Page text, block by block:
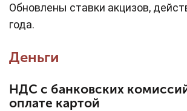
Обновлены ставки акцизов,
года.
Деньги
НДС с банковских
оплате картой